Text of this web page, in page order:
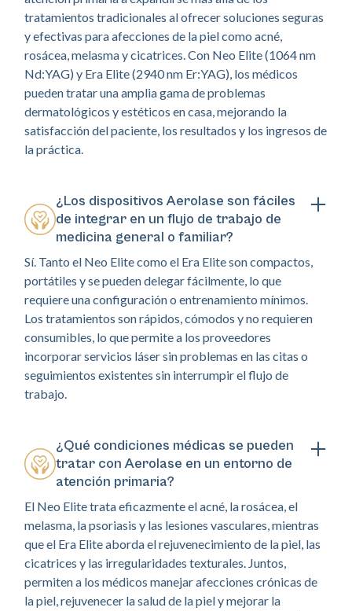
tratamientos tradicionales al ofrecer soluciones seguras
y efectivas para afecciones de la piel como acné,
rosácea, melasma y cicatrices. Con Neo Elite (1064 nm
Nd:YAG) y Era Elite (2940 nm Er:YAG), los médicos
pueden tratar una amplia gama de problemas
dermatológicos y estéticos en casa, mejorando la
satisfacción del paciente, los resultados y los ingresos de
la práctica.
¿Los dispositivos Aerolase son fáciles
de integrar en un flujo de trabajo de
medicina general o familiar?
Sí. Tanto el Neo Elite como el Era Elite son compactos,
portátiles y se pueden delegar fácilmente, lo que
requiere una configuración o entrenamiento mínimos.
Los tratamientos son rápidos, cómodos y no requieren
consumibles, lo que permite a los proveedores
incorporar servicios láser sin problemas en las citas o
seguimientos existentes sin interrumpir el flujo de
trabajo.
¿Qué condiciones médicas se pueden
tratar con Aerolase en un entorno de
atención primaria?
El Neo Elite trata eficazmente el acné, la rosácea, el
melasma, la psoriasis y las lesiones vasculares, mientras
que el Era Elite aborda el rejuvenecimiento de la piel, las
cicatrices y las irregularidades texturales. Juntos,
permiten a los médicos manejar afecciones crónicas de
la piel, rejuvenecer la salud de la piel y mejorar la